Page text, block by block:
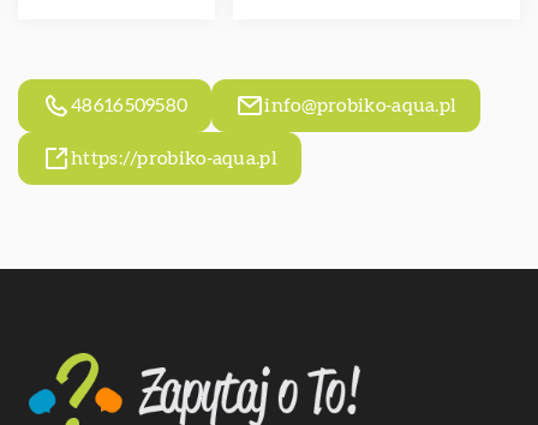
48616509580 info@probiko-aqua.pl
https://probiko-aqua.pl